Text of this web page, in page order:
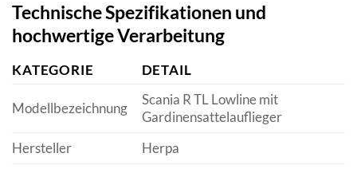
Technische Spezifikationen und
hochwertige Verarbeitung
KATEGORIE DETAIL
Modellbezeichnung
Scania R TL Lowline mit
Gardinensattelauflieger
Hersteller
Herpa